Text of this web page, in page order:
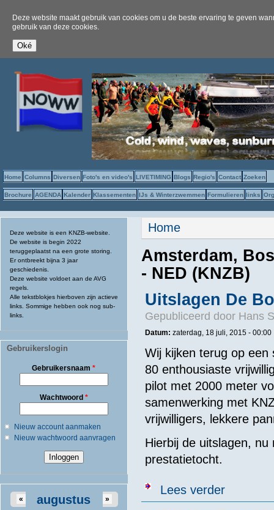
Deze website maakt gebruik van cookies om u de beste ervaring te geven
gebruik van deze cookies.
Home Columns Diversen Foto's en video's LIVETIMING Blogs Regio's Contact Zoeken
Brochure AGENDA Kalender Klassementen IJs & Winterzwemmen Formulieren links
Deze website is een KNZB-website.
De website is begin 2022
teruggeplaatst na een grote storing.
Er ontbreekt bijna 3 jaar
geschiedenis.
Deze website voldoet aan de AVG
regels.
Alle tekstblokjes hierboven zijn actieve
links. Sommige hebben ook nog sub-
links.
Gebruikerslogin
Gebruikersnaam*
Wachtwoord *
Nieuw account aanmaken
Nieuw wachtwoord aanvragen
augustus
« »
U bent hier
Home
Amsterdam,
- NED (KNZB)
Uitslagen De
Gepubliceerd door Hans
Datum: zaterdag, 18 juli, 2015 - 00:00
Wij kijken terug op
80 enthousiaste
pilot met 2000 meter
samenwerking met
vrijwilligers, lekkere
Hierbij de uitslagen,
prestatietocht.
Lees verderover